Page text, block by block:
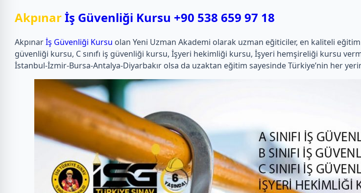
Akpınarİş Güvenliği Kursu +90 538 659 97 18
Akpınarİş Güvenliği Kursu olan Yeni Uzman Akademi olarak uzman eğiticiler, en kaliteli eğitim
güvenliği kursu, C sınıfı iş güvenliği kursu, İşyeri hekimliği kursu, İşyeri hemşireliği kursu
İstanbul-İzmir-Bursa-Antalya-Diyarbakır olsa da uzaktan eğitim sayesinde Türkiye’nin her